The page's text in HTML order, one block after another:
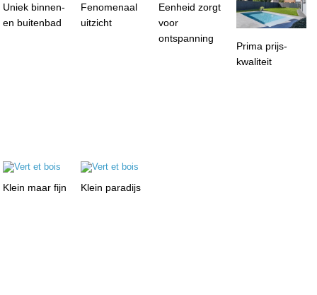
Uniek binnen-
en buitenbad
Fenomenaal
uitzicht
Eenheid zorgt
voor
ontspanning
Prima prijs-
kwaliteit
Klein maar fijn Klein paradijs